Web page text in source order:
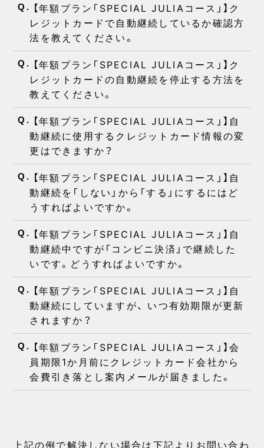
Q. 【年額プラン「SPECIAL JULIAコース」】ク
レジットカードで自動継続しているか確認方
法を教えてください。
Q. 【年額プラン「SPECIAL JULIAコース」】ク
レジットカードの自動継続を停止する方法を
教えてください。
Q. 【年額プラン「SPECIAL JULIAコース」】自
動継続に使用するクレジットカード情報の変
更はできますか？
Q. 【年額プラン「SPECIAL JULIAコース」】自
動継続を「しない」から「する」にするにはど
うすればよいですか。
Q. 【年額プラン「SPECIAL JULIAコース」】自
動継続中ですが「コンビニ決済」で継続した
いです。どうすればよいですか。
Q. 【年額プラン「SPECIAL JULIAコース」】自
動継続にしていますが、 いつ有効期限が更新
されますか？
Q. 【年額プラン「SPECIAL JULIAコース」】会
員期限1か月前にクレジットカード会社から
会費引き落とし案内メールが届きました。
上記の例で解決しない場合は下記よりお問い合わ